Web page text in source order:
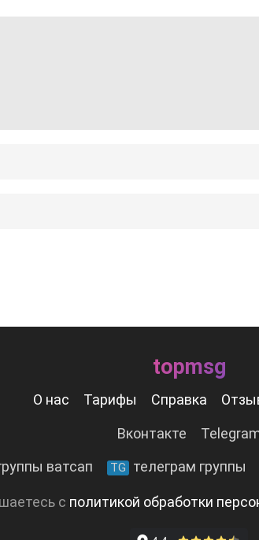
topmsg
О нас Тарифы Справка
Вконтакте
ватсап TG телеграм группы
с политикой обработки